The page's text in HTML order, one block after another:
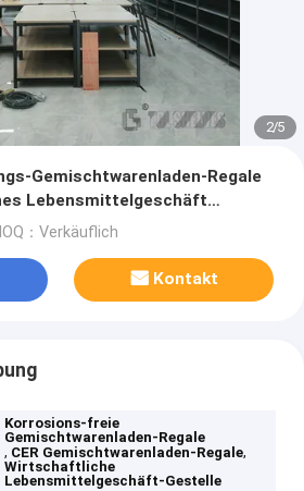
2/5
Gemischtwarenladen-Regale
Lebensmittelgeschäft
Korrosion stark
：Verkäuflich
Kontakt
Korrosions-freie
Gemischtwarenladen-Regale
, CER Gemischtwarenladen-Regale,
Wirtschaftliche
Lebensmittelgeschäft-Gestelle